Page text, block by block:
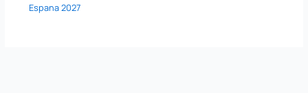
Espana 2027